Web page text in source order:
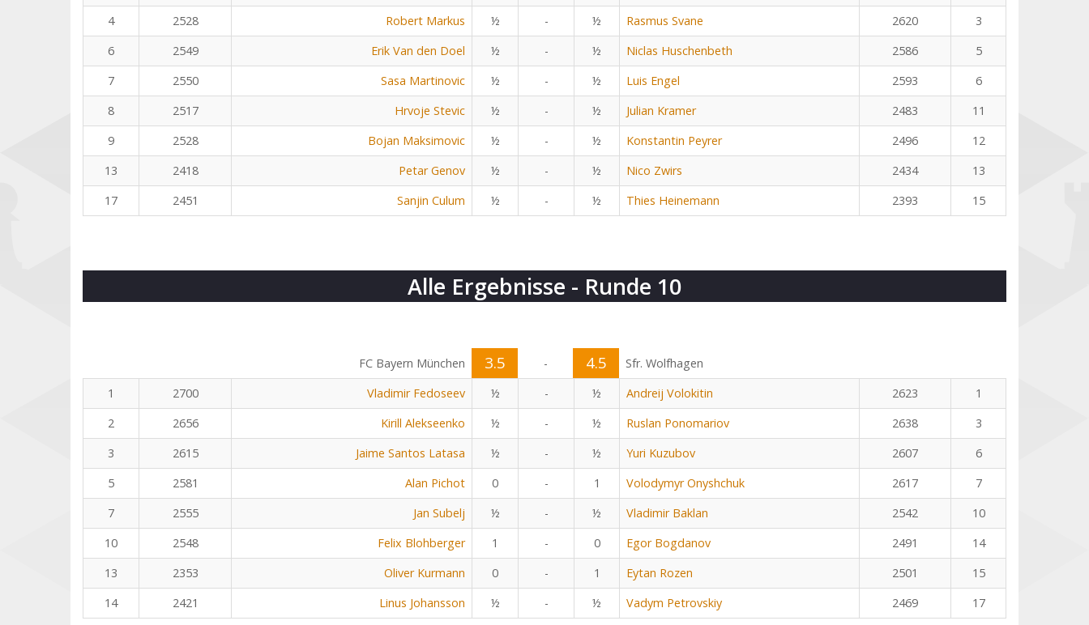
4
2528 Robert Markus ½ - ½ Rasmus Svane 2620
3
6
2549 Erik Van den Doel ½ - ½ Niclas Huschenbeth 2586
5
7
2550 Sasa Martinovic ½ - ½ Luis Engel 2593
6
8
2517 Hrvoje Stevic ½ - ½ Julian Kramer 2483
11
9
2528 Bojan Maksimovic ½ - ½ Konstantin Peyrer 2496
12
13
2418 Petar Genov ½ - ½ Nico Zwirs 2434
13
17
2451 Sanjin Culum ½ - ½ Thies Heinemann 2393 15
Alle Ergebnisse - Runde 10
FC Bayern München 3.5 - 4.5
Sfr. Wolfhagen
1
2700 Vladimir Fedoseev ½ - ½ Andreij Volokitin 2623
1
2
2656 Kirill Alekseenko ½ - ½ Ruslan Ponomariov 2638
3
3
2615 Jaime Santos Latasa ½ - ½ Yuri Kuzubov 2607
6
5
2581 Alan Pichot 0 - 1 Volodymyr Onyshchuk 2617
7
7
2555 Jan Subelj ½ - ½ Vladimir Baklan 2542
10
10
2548 Felix Blohberger 1 - 0 Egor Bogdanov 2491
14
13
2353 Oliver Kurmann 0 - 1 Eytan Rozen 2501
15
14
2421 Linus Johansson ½ - ½ Vadym Petrovskiy 2469 17